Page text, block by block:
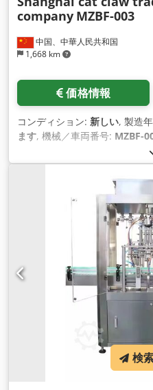
中国、中華人民共和国
1,668 km
company MZBF-003
価格情報
コンディション: 新しい, 製造
ます, 機械／車両番号: MZBF-
, 空車重
幅:1,100 mm, 設置スペース
CEマーキン
検